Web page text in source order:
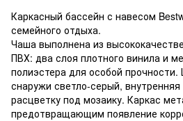
Каркасный бассейн с навесом
семейного отдыха.
Чаша выполнена из
ПВХ: два слоя плотного винила и
полиэстера для особой
снаружи светло-серый,
расцветку под мозаику. Каркас
предотвращающим появление